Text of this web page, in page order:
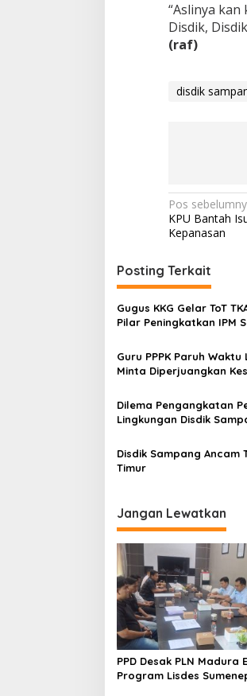
“Aslinya
Disdik,
(raf)
disdik
pos
Pos
KPU Bantah
Kepanasan
Posting Terkait
Gugus KKG Gelar ToT
Pilar Peningkatkan IPM
Guru PPPK Paruh Waktu
Minta Diperjuangkan
Dilema Pengangkatan
Lingkungan Disdik
Disdik Sampang Ancam
Timur
Jangan Lewatkan
PPD Desak PLN Madura
Program Lisdes